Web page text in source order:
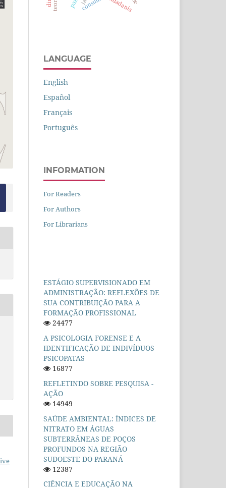
LANGUAGE
English
Español
Français
Português
INFORMATION
For Readers
For Authors
For Librarians
ESTÁGIO SUPERVISIONADO EM
ADMINISTRAÇÃO: REFLEXÕES DE
SUA CONTRIBUIÇÃO PARA A
FORMAÇÃO PROFISSIONAL
24477
A PSICOLOGIA FORENSE E A
IDENTIFICAÇÃO DE INDIVÍDUOS
PSICOPATAS
16877
REFLETINDO SOBRE PESQUISA -
AÇÃO
14949
SAÚDE AMBIENTAL: ÍNDICES DE
NITRATO EM ÁGUAS
SUBTERRÂNEAS DE POÇOS
PROFUNDOS NA REGIÃO
SUDOESTE DO PARANÁ
12387
CIÊNCIA E EDUCAÇÃO NA